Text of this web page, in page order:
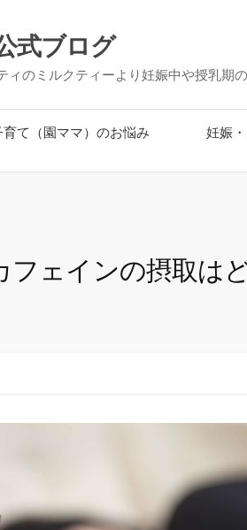
式ブログ
のミルクティーより妊娠中や授乳期
育て（園ママ）のお悩み 妊娠
ェインの摂取は